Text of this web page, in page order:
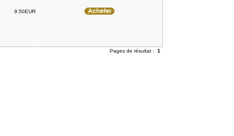
9.50EUR
Pages de résultat : 1